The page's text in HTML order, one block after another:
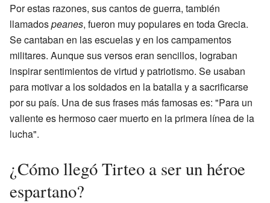
Por estas razones, sus cantos de guerra, también
llamadospeanes, fueron muy populares en toda Grecia.
Se cantaban en las escuelas y en los campamentos
militares. Aunque sus versos eran sencillos, lograban
inspirar sentimientos de virtud y patriotismo. Se usaban
para motivar a los soldados en la batalla y a sacrificarse
por su país. Una de sus frases más famosas es: "Para un
valiente es hermoso caer muerto en la primera línea de la
lucha".
¿Cómo llegó Tirteo a ser un héroe
espartano?